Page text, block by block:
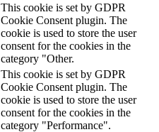
This cookie is set by GDPR
Cookie Consent plugin. The
cookie is used to store the user
consent for the cookies in the
category "Other.
This cookie is set by GDPR
Cookie Consent plugin. The
cookie is used to store the user
consent for the cookies in the
category "Performance".